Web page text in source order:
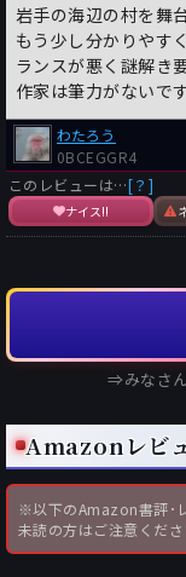
岩手の海辺の村を舞
もう少し分かりやす
ランスが悪く謎解き
作家は筆力がないです
わたろう
0BCEGGR4
このレビューは…[？]
ナイス!!
⇒みなさ
Amazonレビ
※以下のAmazon書評･
未読の方はご注意くだ